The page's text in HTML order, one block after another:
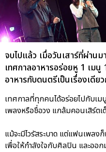
จบไปแล้ว เมื่อวันเสาร์ที่ผ่าน
เทศกาลอาหารอร่อยหู 1 เม
อาหารกับดนตรีเป็นเรื่องเดีย
เทศกาลที่ทุกคนได้อร่อยไปกับเ
เพลงหรือชื่อวง แกล้มคอนเสิร์ตเ
แม้จะมีไวรัสระบาด แต่แฟนเพล
เพื่อให้กำลังใจกับศิลปิน และออ